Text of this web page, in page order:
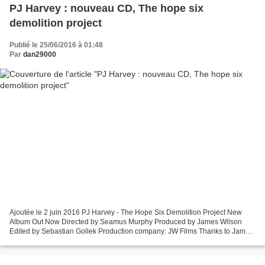
PJ Harvey : nouveau CD, The hope six
demolition project
Publié le 25/06/2016 à 01:48
Par dan29000
Ajoutée le 2 juin 2016 PJ Harvey - The Hope Six Demolition Project New
Album Out Now Directed by Seamus Murphy Produced by James Wilson
Edited by Sebastian Gollek Production company: JW Films Thanks to James